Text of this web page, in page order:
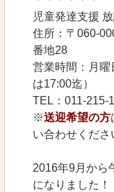
児童発達支援
住所：〒060-
番地28
営業時間：月曜
は17:00迄）
TEL：011-215-
※送迎希望の方
い合わせくださ
2016年9月から
になりました！